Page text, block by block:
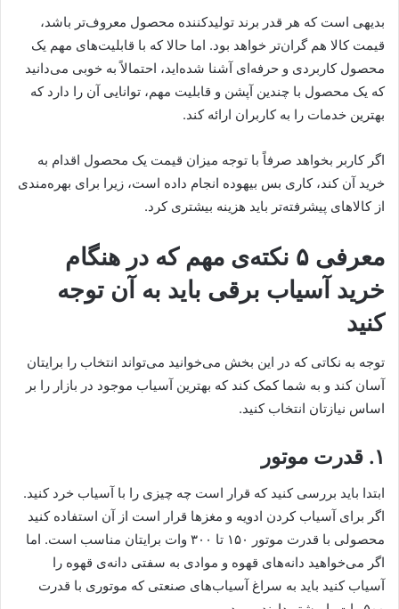
بدیهی است که هر قدر برند تولیدکننده محصول معروف‌تر باشد،
قیمت کالا هم گران‌تر خواهد بود. اما حالا که با قابلیت‌های مهم یک
محصول کاربردی و حرفه‌ای آشنا شده‌اید، احتمالاً به خوبی می‌دانید
که یک محصول با چندین آپشن و قابلیت مهم، توانایی آن را دارد که
بهترین خدمات را به کاربران ارائه کند.
اگر کاربر بخواهد صرفاً با توجه میزان قیمت یک محصول اقدام به
خرید آن کند، کاری بس بیهوده انجام داده است، زیرا برای بهره‌مندی
از کالاهای پیشرفته‌تر باید هزینه بیشتری کرد.
معرفی ۵ نکته‌ی مهم که در هنگام
خرید آسیاب برقی باید به آن توجه
کنید
توجه به نکاتی که در این بخش می‌خوانید می‌تواند انتخاب را برایتان
آسان کند و به شما کمک کند که بهترین آسیاب موجود در بازار را بر
اساس نیازتان انتخاب کنید.
۱. قدرت موتور
ابتدا باید بررسی کنید که قرار است چه چیزی را با آسیاب خرد کنید.
اگر برای آسیاب کردن ادویه و مغزها قرار است از آن استفاده کنید
محصولی با قدرت موتور ۱۵۰ تا ۳۰۰ وات برایتان مناسب است. اما
اگر می‌خواهید دانه‌های قهوه و موادی به سفتی دانه‌ی قهوه را
آسیاب کنید باید به سراغ آسیاب‌های صنعتی که موتوری با قدرت